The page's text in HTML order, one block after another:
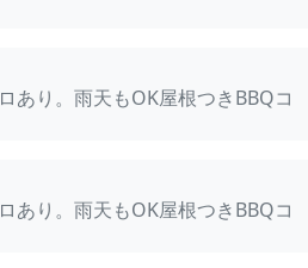
あり。雨天もOK屋根つきBBQコ
あり。雨天もOK屋根つきBBQコ